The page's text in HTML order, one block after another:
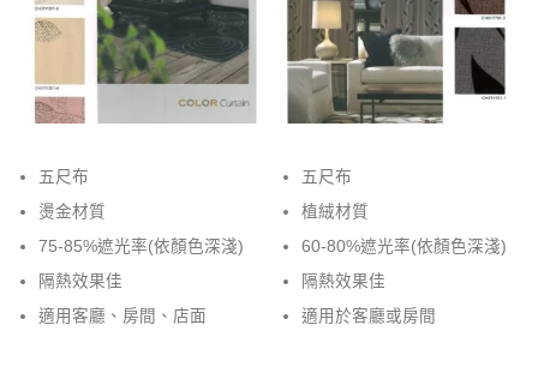
五尺布
燙金材質
75-85%遮光率(依顏色深淺)
隔熱效果佳
適用客廳、房間、店面
五尺布
植絨材質
60-80%遮光率(依顏色深淺)
隔熱效果佳
適用於客廳或房間